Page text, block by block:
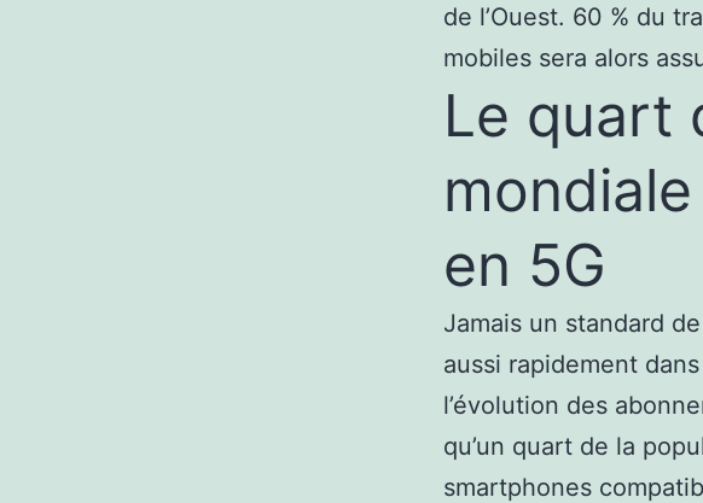
de l’Ouest. 60 % du
mobiles sera alors
Le quart
en 5G
Jamais un standard
aussi rapidement
l’évolution des
qu’un quart de la
smartphones